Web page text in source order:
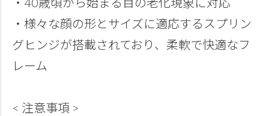
・様々な顔の形とサイズに適応するスプリン
グヒンジが搭載されており、柔軟で快適なフ
レーム
< 注意事項 >